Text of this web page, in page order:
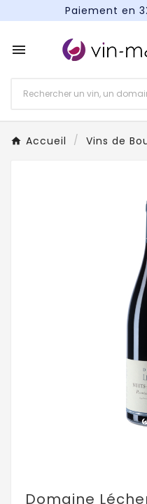
Paiement en
Paiement en

Accueil Vins de
Domaine